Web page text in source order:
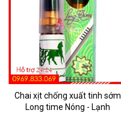
Chai xịt chống xuất tinh sớm
Long time Nóng - Lạnh